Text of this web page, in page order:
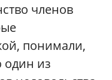
членов
понимали,
один из